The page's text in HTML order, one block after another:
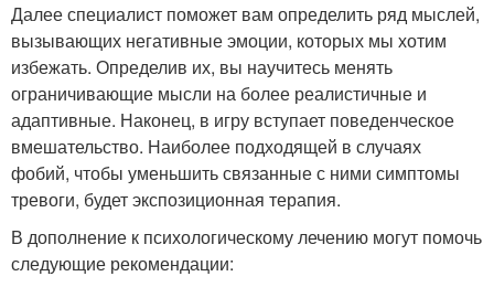
Далее специалист поможет вам определить ряд мыслей,
вызывающих негативные эмоции, которых мы хотим
избежать. Определив их, вы научитесь менять
ограничивающие мысли на более реалистичные и
адаптивные. Наконец, в игру вступает поведенческое
вмешательство. Наиболее подходящей в случаях
фобий, чтобы уменьшить связанные с ними симптомы
тревоги, будет экспозиционная терапия.
В дополнение к психологическому лечению могут помочь
следующие рекомендации: